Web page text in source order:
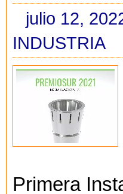
julio 12,
INDUSTRIA
Primera